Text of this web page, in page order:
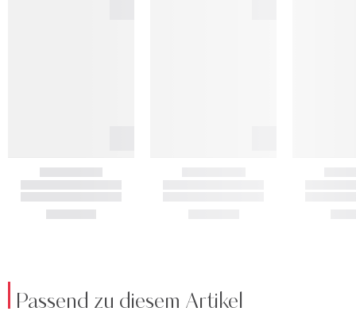
Passend zu diesem Artikel